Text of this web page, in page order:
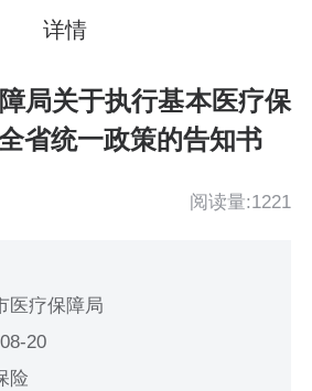
详情
局关于执行基本医疗保
省统一政策的告知书
阅读量:1221
医疗保障局
20
险